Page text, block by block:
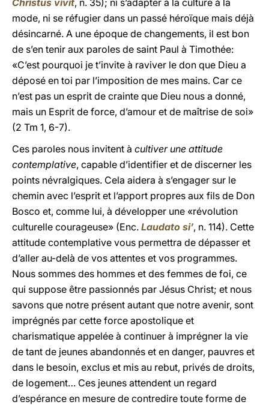
Christus vivit, n. 35); ni s’adapter à la culture à la
mode, ni se réfugier dans un passé héroïque mais déjà
désincarné. A une époque de changements, il est bon
de s’en tenir aux paroles de saint Paul à Timothée:
«C’est pourquoi je t’invite à raviver le don que Dieu a
déposé en toi par l’imposition de mes mains. Car ce
n’est pas un esprit de crainte que Dieu nous a donné,
mais un Esprit de force, d’amour et de maîtrise de soi»
(2 Tm 1, 6-7).
Ces paroles nous invitent à cultiver une attitude
contemplative, capable d’identifier et de discerner les
points névralgiques. Cela aidera à s’engager sur le
chemin avec l’esprit et l’apport propres aux fils de Don
Bosco et, comme lui, à développer une «révolution
culturelle courageuse» (Enc. Laudato si’, n. 114). Cette
attitude contemplative vous permettra de dépasser et
d’aller au-delà de vos attentes et vos programmes.
Nous sommes des hommes et des femmes de foi, ce
qui suppose être passionnés par Jésus Christ; et nous
savons que notre présent autant que notre avenir, sont
imprégnés par cette force apostolique et
charismatique appelée à continuer à imprégner la vie
de tant de jeunes abandonnés et en danger, pauvres et
dans le besoin, exclus et mis au rebut, privés de droits,
de logement… Ces jeunes attendent un regard
d’espérance en mesure de contredire toute forme de